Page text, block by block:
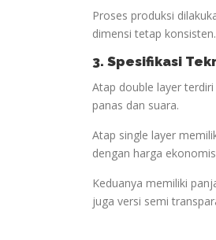
Proses produksi
dimensi tetap konsisten.
3. Spesifikasi
Atap double layer
panas dan suara.
Atap single layer
dengan harga
Keduanya memiliki
juga versi semi